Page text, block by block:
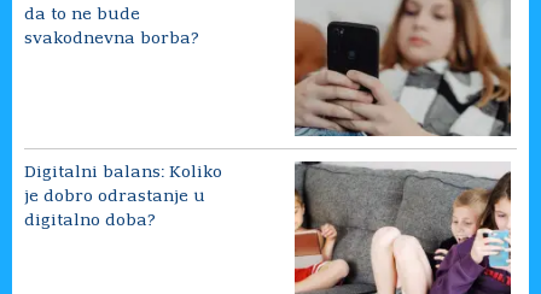
da to ne bude
svakodnevna borba?
Digitalni balans: Koliko
je dobro odrastanje u
digitalno doba?